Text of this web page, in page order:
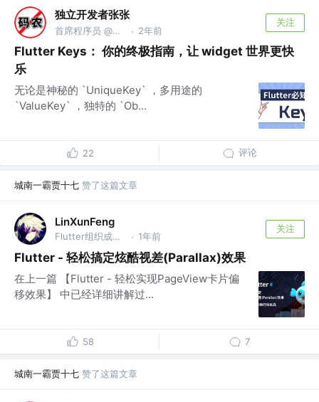
独立开发者张张
首席程序员 @上海码码科技中心 · 2年前
关注
Flutter Keys： 你的终极指南，让 widget 世界更快
乐
无论是神秘的 `UniqueKey` ，多用途的
`ValueKey` ，独特的 `Ob...
22 评论
城南一霸贾十七 赞了这篇文章
LinXunFeng
Flutter组织成员 @公众号:FSA全栈行动 · 1年前
关注
Flutter - 轻松搞定炫酷视差(Parallax)效果
在上一篇 【Flutter - 轻松实现PageView卡片偏
移效果】 中已经详细讲解过...
58 7
城南一霸贾十七 赞了这篇文章